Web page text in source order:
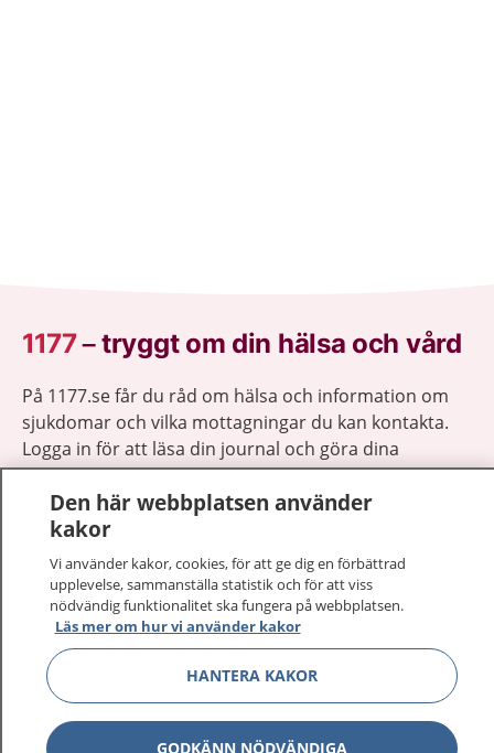
1177–tryggt om din hälsa och vård
På 1177.se får du råd om hälsa och information om
sjukdomar och vilka mottagningar du kan kontakta.
Logga in för att läsa din journal och göra dina
vårdärenden. Ring telefonnummer 1177 för
sjukvårdsrådgivning dygnet runt.
1177 ger dig råd när du vill må bättre.
1177 på flera språk Visa
Om 1177 Visa
Den här webbplatsen använder
kakor
Vi använder kakor, cookies, för att ge dig en förbättrad
upplevelse, sammanställa statistik och för att viss
nödvändig funktionalitet ska fungera på webbplatsen.
Läs mer om hur vi använder kakor
HANTERA KAKOR
GODKÄNN NÖDVÄNDIGA